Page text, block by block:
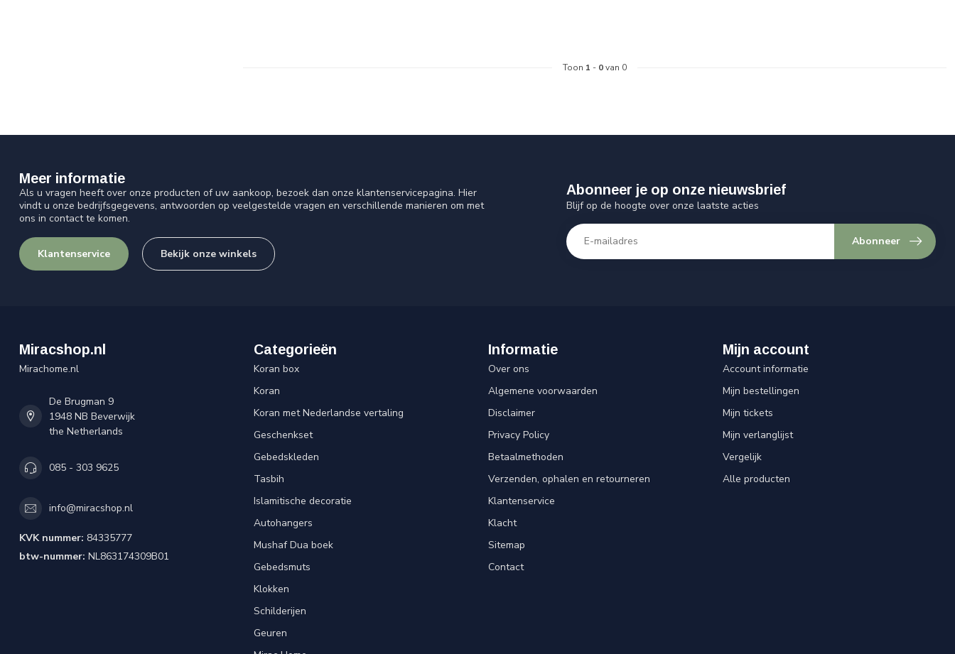
Toon 1 - 0van 0
Meer informatie
Als u vragen heeft over onze producten of uw aankoop, bezoek dan onze klantenservicepagina. Hier
vindt u onze bedrijfsgegevens, antwoorden op veelgestelde vragen en verschillende manieren om met
ons in contact te komen.
Klantenservice Bekijk onze winkels
Abonneer je op onze nieuwsbrief
Blijf op de hoogte over onze laatste acties
Abonneer
Miracshop.nl
Mirachome.nl
De Brugman 9
1948 NB Beverwijk
the Netherlands
085 - 303 9625
info@miracshop.nl
KVK nummer: 84335777
btw-nummer: NL863174309B01
Categorieën
Koran box
Koran
Koran met Nederlandse vertaling
Geschenkset
Gebedskleden
Tasbih
Islamitische decoratie
Autohangers
Mushaf Dua boek
Gebedsmuts
Klokken
Schilderijen
Geuren
Informatie
Over ons
Algemene voorwaarden
Disclaimer
Privacy Policy
Betaalmethoden
Verzenden, ophalen en retourneren
Klantenservice
Klacht
Sitemap
Contact
Mijn account
Account informatie
Mijn bestellingen
Mijn tickets
Mijn verlanglijst
Vergelijk
Alle producten